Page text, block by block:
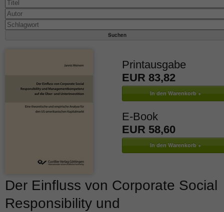
Printausgabe
EUR 83,82
E-Book
EUR 58,60
Der Einfluss von Corporate Social
Responsibility und